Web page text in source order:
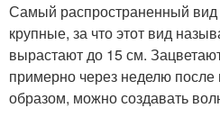
Самый распространенный
крупные, за что этот вид
вырастают до 15 см.
примерно через неделю
образом, можно создавать